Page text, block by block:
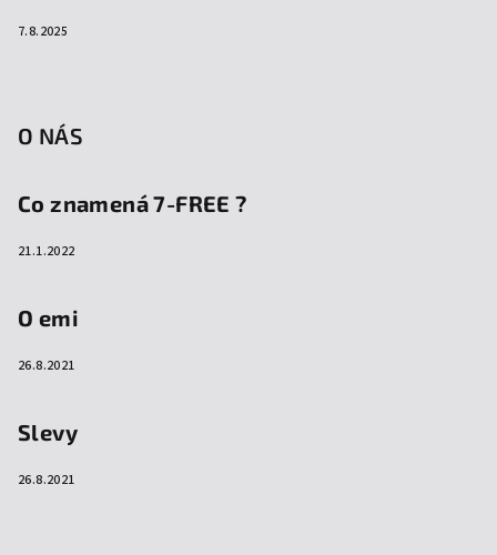
7.8.2025
O NÁS
Co znamená 7-FREE ?
21.1.2022
O emi
26.8.2021
Slevy
26.8.2021